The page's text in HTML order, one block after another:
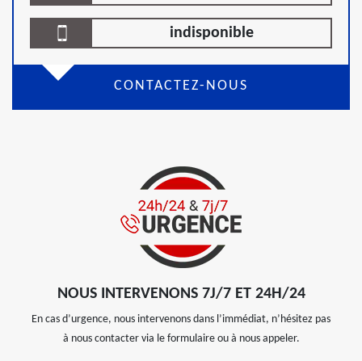
indisponible
CONTACTEZ-NOUS
NOUS INTERVENONS 7J/7 ET 24H/24
En cas d’urgence, nous intervenons dans l’immédiat, n’hésitez pas
à nous contacter via le formulaire ou à nous appeler.